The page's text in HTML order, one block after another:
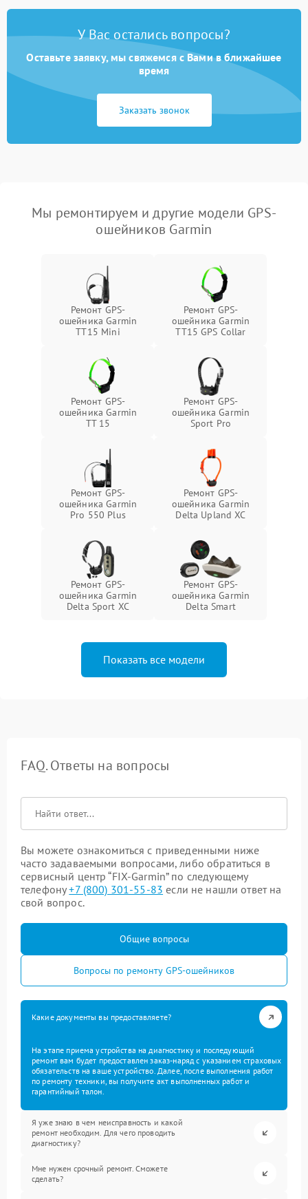
У Вас остались вопросы?
Оставьте заявку, мы свяжемся с Вами в ближайшее
время
Заказать звонок
Мы ремонтируем и другие модели GPS-
ошейников Garmin
Ремонт GPS-
ошейника Garmin
TT15 Mini
Ремонт GPS-
ошейника Garmin
TT15 GPS Collar
Ремонт GPS-
ошейника Garmin
TT 15
Ремонт GPS-
ошейника Garmin
Sport Pro
Ремонт GPS-
ошейника Garmin
Pro 550 Plus
Ремонт GPS-
ошейника Garmin
Delta Upland XC
Ремонт GPS-
ошейника Garmin
Delta Sport XC
Ремонт GPS-
ошейника Garmin
Delta Smart
Показать все модели
FAQ. Ответы на вопросы
Вы можете ознакомиться с приведенными ниже
часто задаваемыми вопросами, либо обратиться в
сервисный центр “FIX-Garmin” по следующему
телефону+7 (800) 301-55-83 если не нашли ответ на
свой вопрос.
Общие вопросы
Вопросы по ремонту GPS-ошейников
Какие документы вы предоставляете?
На этапе приема устройства на диагностику и последующий
ремонт вам будет предоставлен заказ-наряд с указанием страховых
обязательств на ваше устройство. Далее, после выполнения работ
по ремонту техники, вы получите акт выполненных работ и
гарантийный талон.
Я уже знаю в чем неисправность и какой
ремонт необходим. Для чего проводить
диагностику?
Мне нужен срочный ремонт. Сможете
сделать?